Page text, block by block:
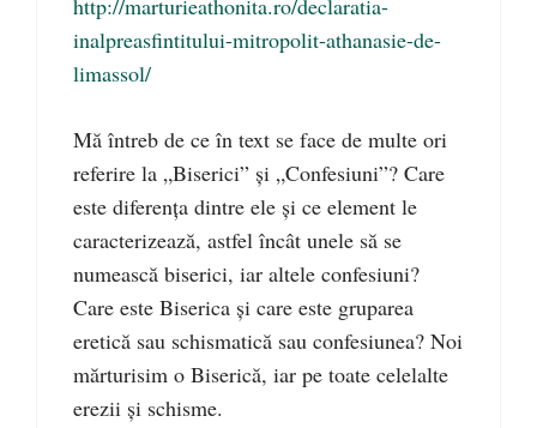
http://marturieathonita.ro/declaratia-
inalpreasfintitului-mitropolit-athanasie-de-
limassol/
Mă întreb de ce în text se face de multe ori
referire la „Biserici” și „Confesiuni”? Care
este diferența dintre ele și ce element le
caracterizează, astfel încât unele să se
numească biserici, iar altele confesiuni?
Care este Biserica și care este gruparea
eretică sau schismatică sau confesiunea? Noi
mărturisim o Biserică, iar pe toate celelalte
erezii și schisme.